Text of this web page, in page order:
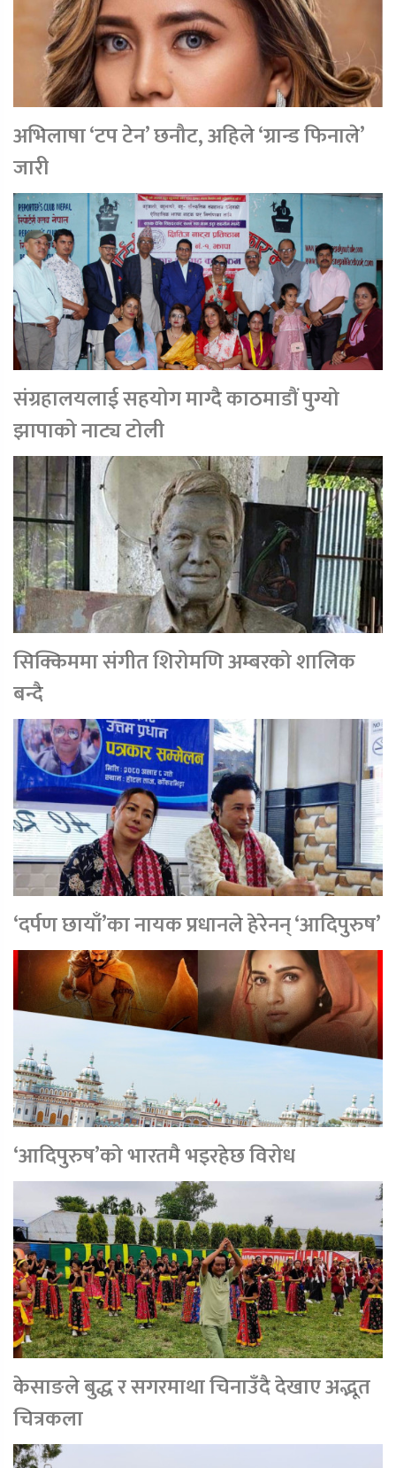
अभिलाषा ‘टप टेन’ छनौट, अहिले ‘ग्रान्ड फिनाले’
जारी
संग्रहालयलाई सहयोग माग्दै काठमाडौं पुग्यो
झापाको नाट्य टोली
सिक्किममा संगीत शिरोमणि अम्बरको शालिक
बन्दै
‘दर्पण छायाँ’का नायक प्रधानले हेरेनन् ‘आदिपुरुष’
‘आदिपुरुष’को भारतमै भइरहेछ विरोध
केसाङले बुद्ध र सगरमाथा चिनाउँदै देखाए अद्भूत
चित्रकला